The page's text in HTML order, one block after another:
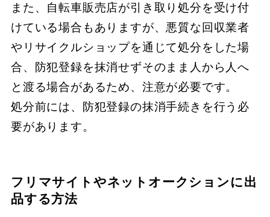
​​また、​​自転車販売店が引き取り処分を受け付
けている場合もありますが、​​悪質な回収業者
やリサイクルショップを通じて処分をした場
合、​​防犯登録を抹消せずそのまま人から人へ
と渡る場合があるため、​​注意が必要です。
​​処分前には、​​防犯登録の抹消手続きを行う必
要があります。​
​フリマサイトやネットオークションに出
品する方法